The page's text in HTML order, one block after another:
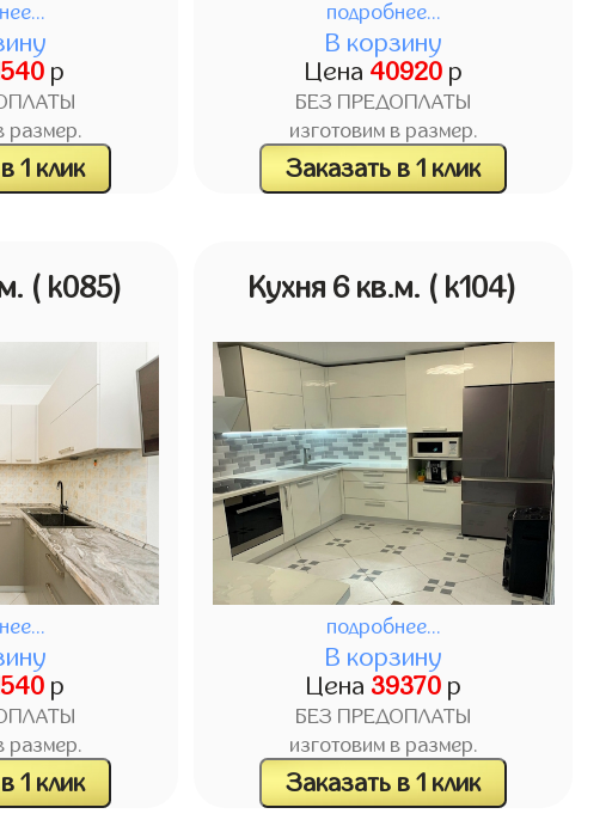
р
размер.
1 клик
подробнее...
В корзину
Цена 40920р
БЕЗ ПРЕДОПЛАТЫ
изготовим в размер.
Заказать в 1 клик
( k085)
р
размер.
1 клик
Кухня 6 кв.м. ( k104)
подробнее...
В корзину
Цена 39370р
БЕЗ ПРЕДОПЛАТЫ
изготовим в размер.
Заказать в 1 клик